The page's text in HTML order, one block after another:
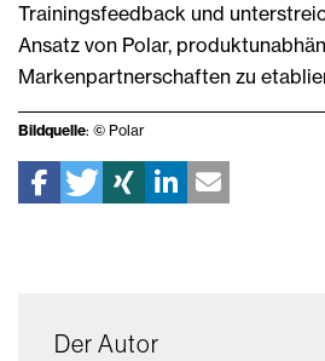
Trainingsfeedback und
Ansatz von Polar,
Markenpartnerschaften zu
Bildquelle: © Polar
Der Autor